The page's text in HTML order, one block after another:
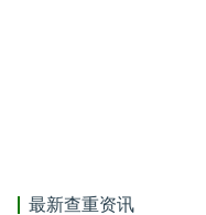
最新查重资讯